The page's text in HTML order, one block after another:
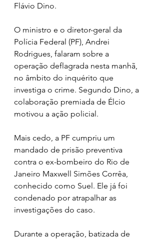
Flávio Dino.
O ministro e o diretor-geral da
Polícia Federal (PF), Andrei
Rodrigues, falaram sobre a
operação deflagrada nesta manhã,
no âmbito do inquérito que
investiga o crime. Segundo Dino, a
colaboração premiada de Élcio
motivou a ação policial.
Mais cedo, a PF cumpriu um
mandado de prisão preventiva
contra o ex-bombeiro do Rio de
Janeiro Maxwell Simões Corrêa,
conhecido como Suel. Ele já foi
condenado por atrapalhar as
investigações do caso.
Durante a operação, batizada de